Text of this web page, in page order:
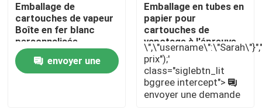
Emballage de
cartouches de vapeur
Boîte en fer blanc
personnalisée
envoyer une
Emballage en tubes en
papier pour
cartouches de
vapotage à l'épreuve
des enfants 510
prix");'
class="siglebtn_lit
bggree intercept">
envoyer une demande